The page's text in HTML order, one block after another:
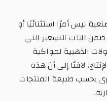
ليس أمرًا استثنائيًا أو
آليات التسعير التي
الذهبية لمواكبة
لافتًا إلى أن هذه
بحسب طبيعة المنتجات